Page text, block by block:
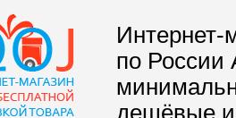
Интернет-
по России
дешёвые и